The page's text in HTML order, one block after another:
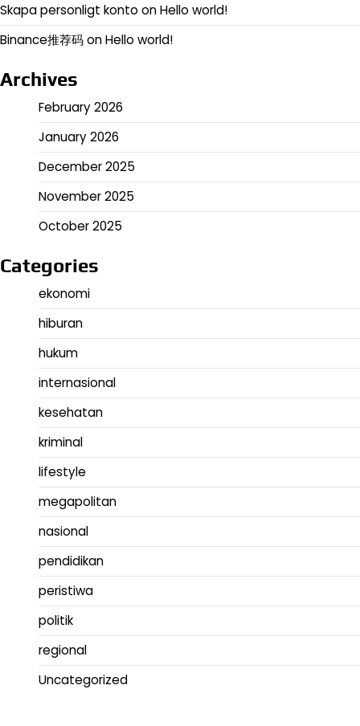
Skapa personligt konto onHello world!
Binance推荐码onHello world!
Archives
February 2026
January 2026
December 2025
November 2025
October 2025
Categories
ekonomi
hiburan
hukum
internasional
kesehatan
kriminal
lifestyle
megapolitan
nasional
pendidikan
peristiwa
politik
regional
Uncategorized